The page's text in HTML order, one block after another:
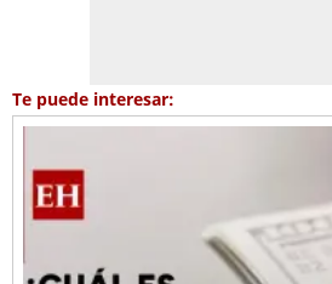
Te puede interesar: